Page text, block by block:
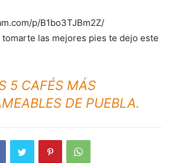
p/B1bo3TJBm2Z/
las mejores pies te dejo este
5 CAFÉS MÁS
DE PUEBLA.